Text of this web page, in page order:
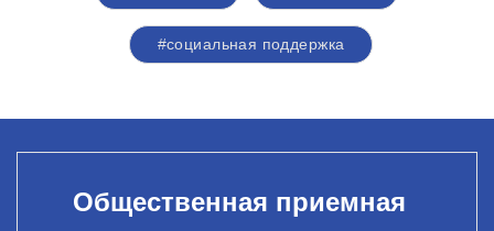
#социальная поддержка
Общественная приемная